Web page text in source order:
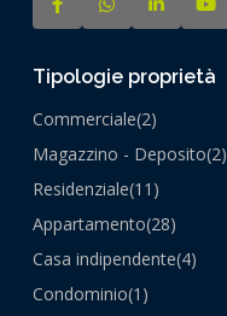
Tipologie proprietà
Commerciale(2)
Magazzino - Deposito(2)
Residenziale(11)
Appartamento(28)
Casa indipendente(4)
Condominio(1)